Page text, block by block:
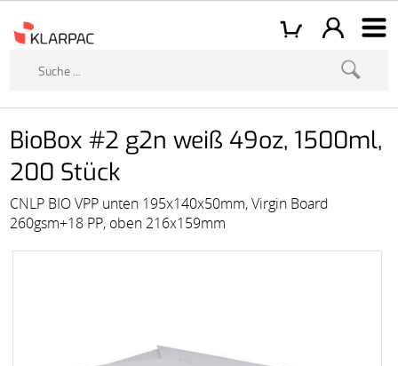
BioBox #2 g2n weiß 49oz, 1500ml,
200 Stück
CNLP BIO VPP unten 195x140x50mm, Virgin Board
260gsm+18 PP, oben 216x159mm